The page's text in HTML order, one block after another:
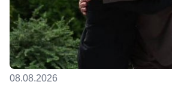
08.08.2026